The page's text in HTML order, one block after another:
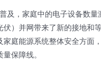
及，家庭中的电子设备数
）并网带来了新的接地和
庭能源系统整体安全方面
保障线。